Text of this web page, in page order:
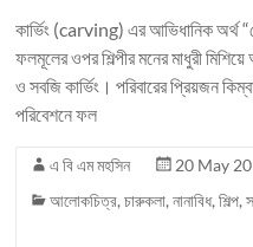
কার্ভিং (carving) এর আভিধানিক অর্থ
ফলমূলের ওপর শিল্পীর মনের মাধুরী
ও সবজি কার্ভিং। পরিবারের প্রিয়জন
পরিবেশনে ফল
এ বি এম মহসিন
20 May
আলোকচিত্র,চারুকলা,নানাবিধ,শিল্প,